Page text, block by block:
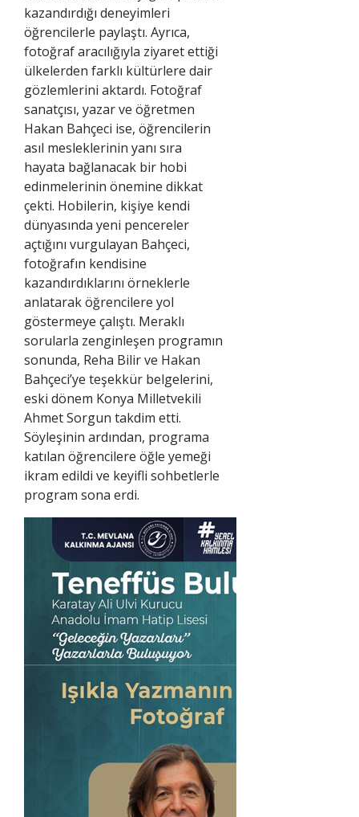
kazandırdığı deneyimleri
öğrencilerle paylaştı. Ayrıca,
fotoğraf aracılığıyla ziyaret ettiği
ülkelerden farklı kültürlere dair
gözlemlerini aktardı. Fotoğraf
sanatçısı, yazar ve öğretmen
Hakan Bahçeci ise, öğrencilerin
asıl mesleklerinin yanı sıra
hayata bağlanacak bir hobi
edinmelerinin önemine dikkat
çekti. Hobilerin, kişiye kendi
dünyasında yeni pencereler
açtığını vurgulayan Bahçeci,
fotoğrafın kendisine
kazandırdıklarını örneklerle
anlatarak öğrencilere yol
göstermeye çalıştı. Meraklı
sorularla zenginleşen programın
sonunda, Reha Bilir ve Hakan
Bahçeci’ye teşekkür belgelerini,
eski dönem Konya Milletvekili
Ahmet Sorgun takdim etti.
Söyleşinin ardından, programa
katılan öğrencilere öğle yemeği
ikram edildi ve keyifli sohbetlerle
program sona erdi.